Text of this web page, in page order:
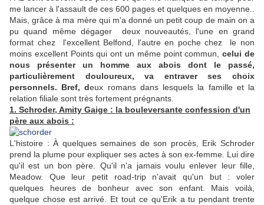
me lancer à l'assault de ces 600 pages et quelques en moyenne..
Mais, grâce à ma mère qui m'a donné un petit coup de main on a
pu quand même dégager deux nouveautés, l'une en grand
format chez l'excellent Belfond, l'autre en poche chez le non
moins excellent Points qui ont un même point commun,celui de
nous présenter un homme aux abois dont le passé,
particulièrement douloureux, va entraver ses choix
personnels. Bref, deux romans dans lesquels la famille et la
relation filiale sont très fortement prégnants.
1. Schroder, Amity Gaige : la bouleversante confession d'un
père aux abois :
L'histoire : À quelques semaines de son procès, Erik Schroder
prend la plume pour expliquer ses actes à son ex-femme. Lui dire
qu'il est un bon père. Qu'il n'a jamais voulu enlever leur fille,
Meadow. Que leur petit road-trip n'avait qu'un but : voler
quelques heures de bonheur avec son enfant. Mais voilà,
quelque chose est arrivé. Et tout ce qu'Erik a tu pendant trente